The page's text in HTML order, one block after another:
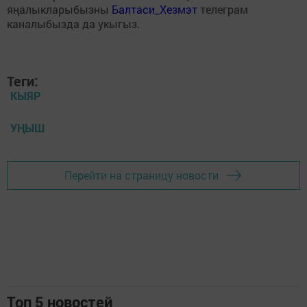
яңалыкларыбызны Балтаси_Хезмэт телеграм
каналыбызда да укыгыз.
Теги:
КЫЯР
УҢЫШ
Перейти на страницу новости
Топ 5 новостей